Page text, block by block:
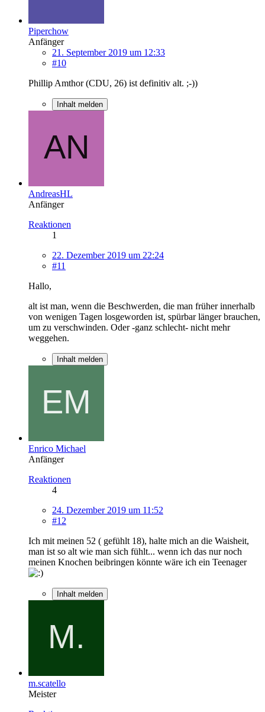
Piperchow
Anfänger
21. September 2019 um 12:33
#10
Phillip Amthor (CDU, 26) ist definitiv alt. ;-))
Inhalt melden
AndreasHL
Anfänger
Reaktionen
1
22. Dezember 2019 um 22:24
#11
Hallo,
alt ist man, wenn die Beschwerden, die man früher innerhalb
von wenigen Tagen losgeworden ist, spürbar länger brauchen,
um zu verschwinden. Oder -ganz schlecht- nicht mehr
weggehen.
Inhalt melden
Enrico Michael
Anfänger
Reaktionen
4
24. Dezember 2019 um 11:52
#12
Ich mit meinen 52 ( gefühlt 18), halte mich an die Waisheit,
man ist so alt wie man sich fühlt... wenn ich das nur noch
meinen Knochen beibringen könnte wäre ich ein Teenager
Inhalt melden
m.scatello
Meister